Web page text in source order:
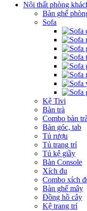
Nội thất phòng
Bàn ghế
Sofa
Kệ Tivi
Bàn trà
Combo bàn
Bàn góc, tab
Tủ rượu
Tủ trang trí
Tủ kệ giầy
Bàn Console
Xích đu
Combo xích
Bàn ghế mây
Đồng hồ cây
Kệ trang trí